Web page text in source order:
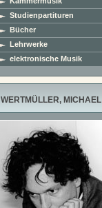
Studienpartituren
Bücher
Lehrwerke
elektronische Musik
WERTMÜLLER, MICHAEL